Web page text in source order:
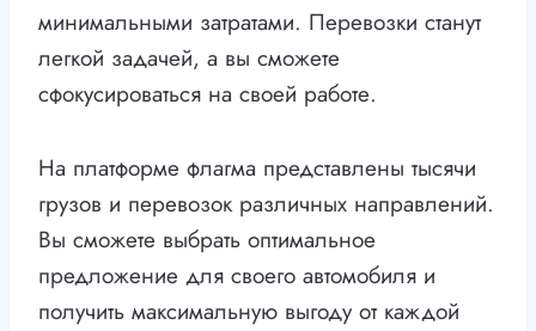
минимальными затратами. Перевозки станут
легкой задачей, а вы сможете
сфокусироваться на своей работе.
На платформе флагма представлены тысячи
грузов и перевозок различных направлений.
Вы сможете выбрать оптимальное
предложение для своего автомобиля и
получить максимальную выгоду от каждой